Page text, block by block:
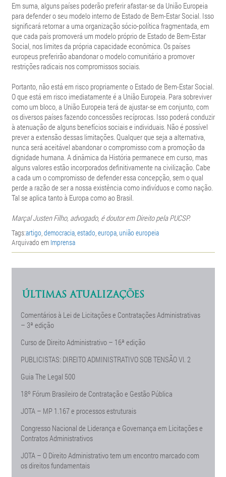
Em suma, alguns países poderão preferir afastar-se da União Europeia
para defender o seu modelo interno de Estado de Bem-Estar Social. Isso
significará retornar a uma organização sócio-política fragmentada, em
que cada país promoverá um modelo próprio de Estado de Bem-Estar
Social, nos limites da própria capacidade econômica. Os países
europeus preferirão abandonar o modelo comunitário a promover
restrições radicais nos compromissos sociais.
Portanto, não está em risco propriamente o Estado de Bem-Estar Social.
O que está em risco imediatamente é a União Europeia. Para sobreviver
como um bloco, a União Europeia terá de ajustar-se em conjunto, com
os diversos países fazendo concessões recíprocas. Isso poderá conduzir
à atenuação de alguns benefícios sociais e individuais. Não é possível
prever a extensão dessas limitações. Qualquer que seja a alternativa,
nunca será aceitável abandonar o compromisso com a promoção da
dignidade humana. A dinâmica da História permanece em curso, mas
alguns valores estão incorporados definitivamente na civilização. Cabe
a cada um o compromisso de defender essa concepção, sem o qual
perde a razão de ser a nossa existência como indivíduos e como nação.
Tal se aplica tanto à Europa como ao Brasil.
Marçal Justen Filho, advogado, é doutor em Direito pela PUCSP.
Tags:artigo,democracia,estado,europa, união europeia
Arquivado em Imprensa
ÚLTIMAS ATUALIZAÇÕES
Comentários à Lei de Licitações e Contratações Administrativas
– 3ª edição
Curso de Direito Administrativo – 16ª edição
PUBLICISTAS: DIREITO ADMINISTRATIVO SOB TENSÃO Vl. 2
Guia The Legal 500
18º Fórum Brasileiro de Contratação e Gestão Pública
JOTA – MP 1.167 e processos estruturais
Congresso Nacional de Liderança e Governança em Licitações e
Contratos Administrativos
JOTA – O Direito Administrativo tem um encontro marcado com
os direitos fundamentais